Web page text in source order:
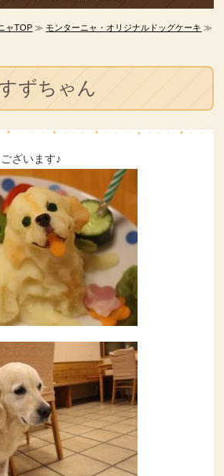
ャTOP ≫モンターニャ・オリジナルドッグケーキ ≫
ずちゃん
ざいます♪